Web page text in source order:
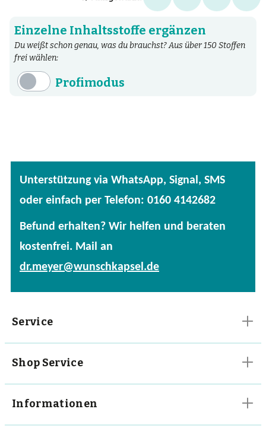
Einzelne Inhaltsstoffe ergänzen
Du weißt schon genau, was du brauchst? Aus über 150 Stoffen
frei wählen:
Profimodus
Fertige Mischungen
Kräuter
Vitalpilze
Vitamine
Unterstützung via WhatsApp, Signal, SMS
oder einfach per Telefon: 0160 4142682
Befund erhalten? Wir helfen und beraten
kostenfrei. Mail an
dr.meyer@wunschkapsel.de
Service
Shop Service
Informationen